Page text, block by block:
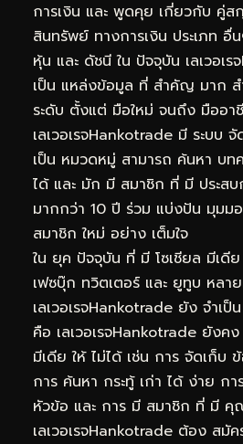
การเงิน และ พูดคุย เกี่ยวกับ คู่
สินทรัพย์ ทางการเงิน ประเภท อื่
หุ้น และ ดัชนี ใน ปัจจุบัน เลเวอเ
เป็น แหล่งข้อมูล ที่ สำคัญ มาก ส
ระดับ ตั้งแต่ มือใหม่ จนถึง มืออา
เลเวอเรจHankotrade มี ระบบ
เป็น หมวดหมู่ สามารถ ค้นหา บท
ได้ และ มัก มี สมาชิก ที่ มี ประส
มากกว่า 10 ปี ร่วม แบ่งปัน มุมม
สมาชิก ใหม่ อย่าง เต็มใจ
ใน ยุค ปัจจุบัน ที่ มี โซเชียล มีเดี
เฟซบุ๊ก ทวิตเตอร์ และ ยูทูบ หลา
เลเวอเรจHankotrade ยัง จำเ
คือ เลเวอเรจHankotrade ยังค
มีเดีย ให้ ไม่ได้ เช่น การ จัดเก็บ
การ ค้นหา กระทู้ เก่า ได้ ง่าย ก
หัวข้อ และ การ มี สมาชิก ที่ มี คุ
เลเวอเรจHankotrade ต้อง สมั